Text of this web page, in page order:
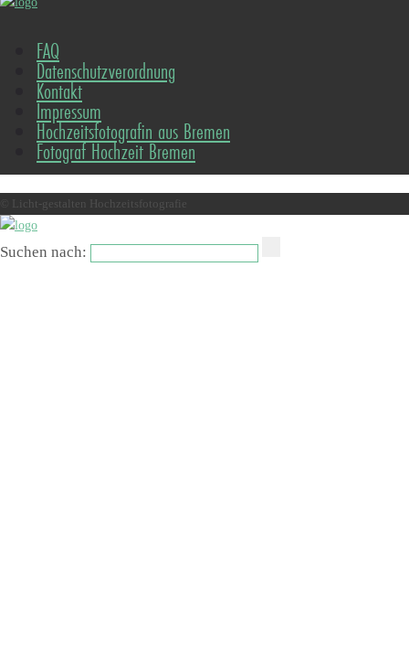
FAQ
Datenschutzverordnung
Kontakt
Impressum
Hochzeitsfotografin aus Bremen
Fotograf Hochzeit Bremen
© Licht-gestalten Hochzeitsfotografie
Suchen nach: